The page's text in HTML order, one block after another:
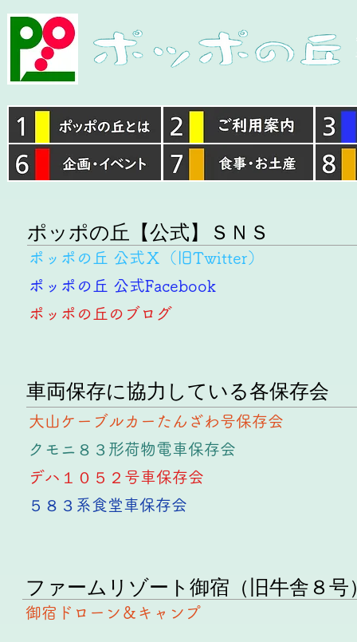
ポッポの丘 公式Ｘ（旧Twitter）
​ポッポの丘【公式】ＳＮＳ
ポッポの丘 公式Facebook
ポッポの丘のブログ
​車両保存に協力している各保存会
大山ケーブルカーたんざわ号保存会
クモニ８３形荷物電車保存会
デハ１０５２号車保存会
５８３系食堂車保存会
ファームリゾート御宿（旧牛舎８号
御宿ドローン＆キャンプ